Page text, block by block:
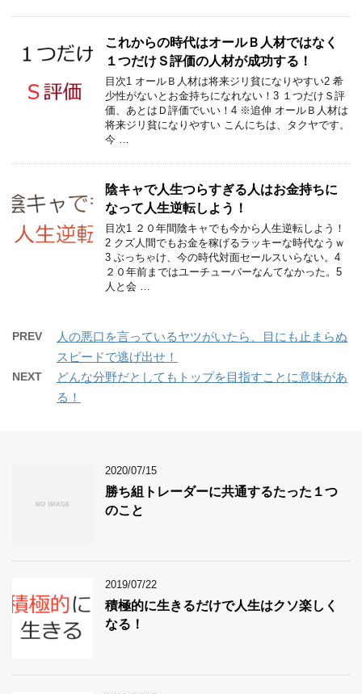
これからの時代はオールＢ人材ではなく
１つだけＳ評価の人材が成功する！
目次1 オールＢ人材は将来ジリ貧になりやすい2 希
少性がないとお金持ちになれない！3 １つだけＳ評
価、あとはＤ評価でいい！4 ※追伸 オールＢ人材は
将来ジリ貧になりやすい こんにちは、タクヤです。
今 …
陰キャで人生つらすぎる人はお金持ちに
なって人生逆転しよう！
目次1 ２０年間陰キャでも今から人生逆転しよう！
2 クズ人間でもお金を稼げるラッキーな時代なうｗ
3 ぶっちゃけ、今の時代対面セールスいらない。4
２０年前まではユーチューバーなんてなかった。5
人と会 …
PREV
人の悪口を言っているヤツがいたら、目にも止まらぬ
スピードで逃げ出せ！
NEXT
どんな分野だとしてもトップを目指すことに意味があ
る！
2020/07/15
勝ち組トレーダーに共通するたった１つ
のこと
2019/07/22
積極的に生きるだけで人生はクソ楽しく
なる！